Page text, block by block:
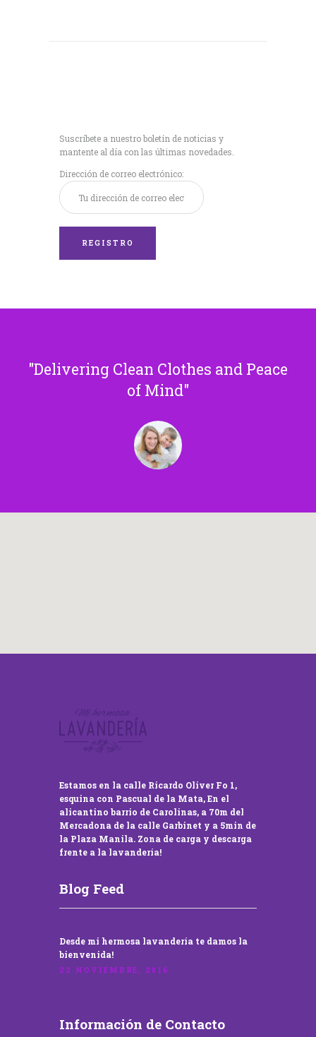
Suscríbete a nuestro boletín de noticias y
mantente al día con las últimas novedades.
Dirección de correo electrónico:
Delivering Clean Clothes and Peace
of Mind
Estamos en la calle Ricardo Oliver Fo 1,
esquina con Pascual de la Mata, En el
alicantino barrio de Carolinas, a 70m del
Mercadona de la calle Garbinet y a 5min de
la Plaza Manila. Zona de carga y descarga
frente a la lavandería!
Blog Feed
Desde mi hermosa lavandería te damos la
bienvenida!
22 NOVIEMBRE, 2016
Información de Contacto